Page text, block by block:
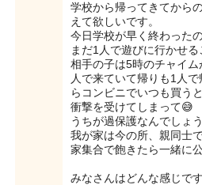
学校から帰ってきてから
えて欲しいです。
今日学校が早く終わった
まだ1人で遊びに行かせ
相手の子は5時のチャイ
人で来ていて帰りも1人
らコンビニでいつも買うと
衝撃を受けてしまって😅
うちが過保護なんでしょ
我が家は今の所、親同士
家集合で飽きたら一緒に
みなさんはどんな感じで